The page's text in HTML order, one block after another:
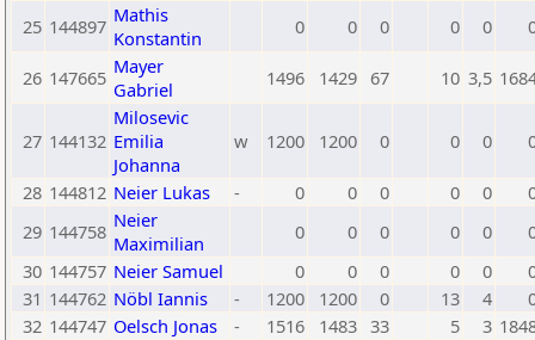
25 144897 Mathis
Konstantin
0 0 0 0 0
26 147665 Mayer
Gabriel
1496 1429 67 10 3,5
27 144132
Milosevic
Emilia
Johanna
w 1200 1200 0 0 0
28 144812 Neier Lukas - 0 0 0 0 0
29 144758 Neier
Maximilian
0 0 0 0 0
30 144757 Neier Samuel 0 0 0 0 0
31 144762 Nöbl Iannis - 1200 1200 0 13 4
32 144747 Oelsch Jonas - 1516 1483 33 5 3